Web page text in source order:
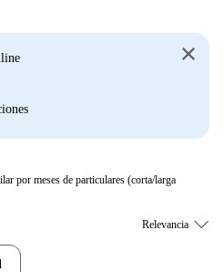
por meses de particulares (corta/larga